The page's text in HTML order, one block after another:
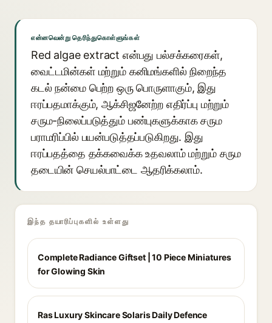
என்னவென்று தெரிந்துகொள்ளுங்கள்
Red algae extract என்பது பல்சக்கரைகள்,
வைட்டமின்கள் மற்றும் கனிமங்களில் நிறைந்த
கடல் நன்மை பெற்ற ஒரு பொருளாகும், இது
ஈரப்பதமாக்கும், ஆக்சிஜனேற்ற எதிர்ப்பு மற்றும்
சரும-நிலைப்படுத்தும் பண்புகளுக்காக சரும
பராமரிப்பில் பயன்படுத்தப்படுகிறது. இது
ஈரப்பதத்தை தக்கவைக்க உதவலாம் மற்றும் சரும
தடையின் செயல்பாட்டை ஆதரிக்கலாம்.
இந்த தயாரிப்புகளில் உள்ளது
Complete Radiance Giftset | 10 Piece Miniatures
for Glowing Skin
Ras Luxury Skincare Solaris Daily Defence